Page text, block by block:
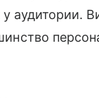
аудитории.